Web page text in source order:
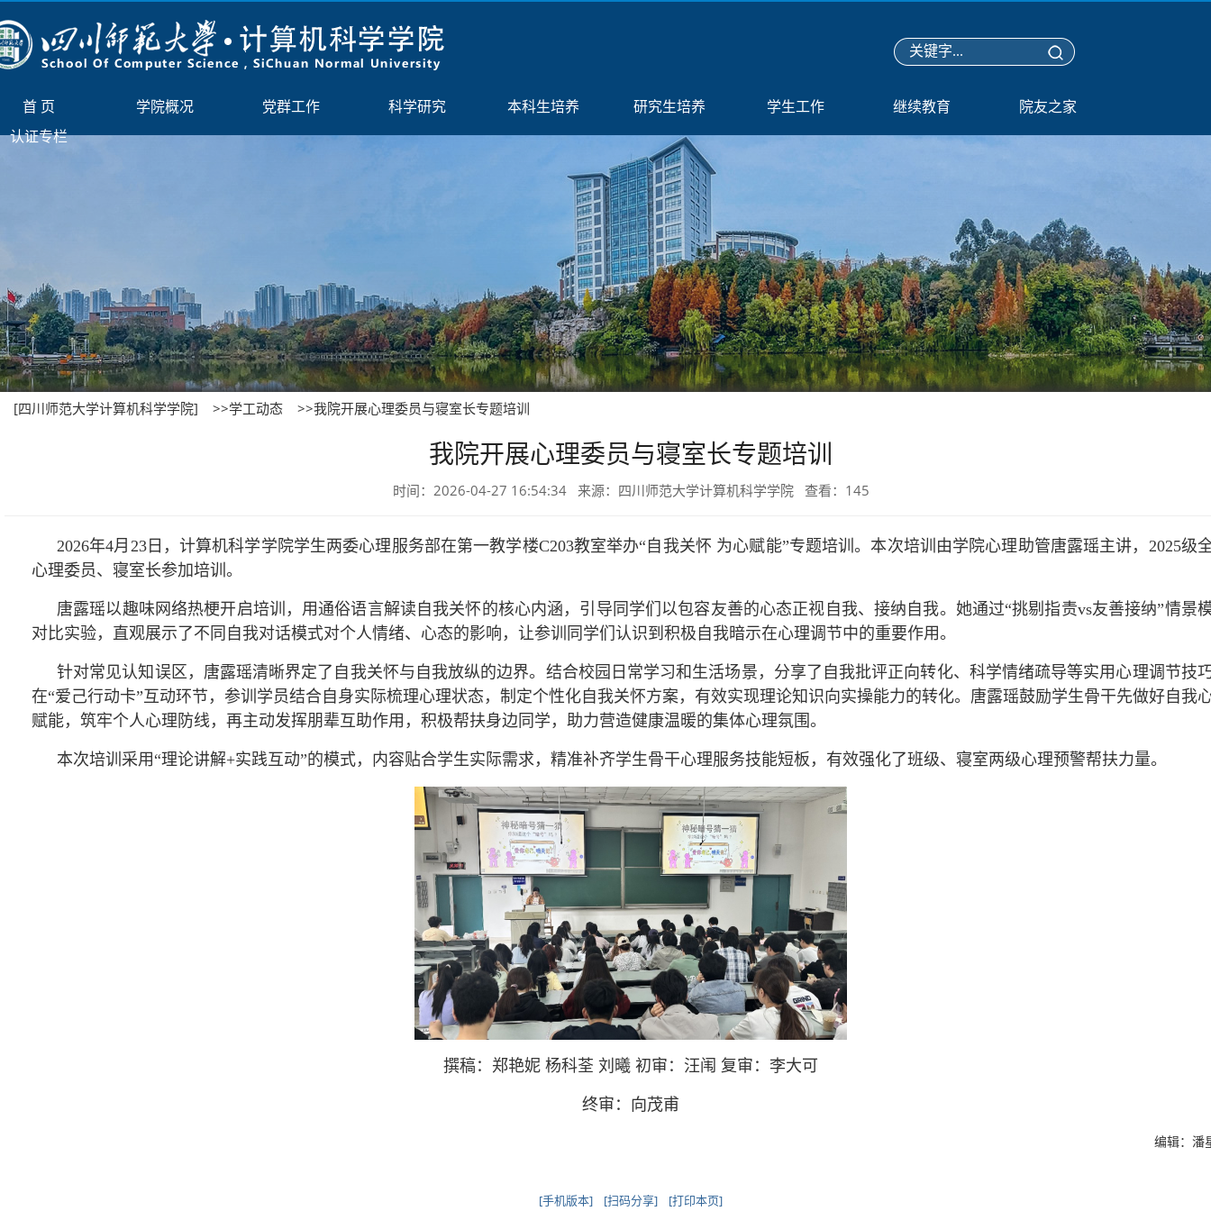
[四川师范大学计算机科学学院] >>学工动态 >>我院开展心理委员与寝室长专题培训
我院开展心理委员与寝室长专题培训
时间：2026-04-27 16:54:34 来源：四川师范大学计算机科学学院 查看： 145
2026年4月23日，计算机科学学院学生两委心理服务部在第一教学楼C203教室举办“自我关怀 为心赋能”专题培训。本次培训由学院心理助管唐露瑶主讲，2025级
心理委员、寝室长参加培训。
唐露瑶以趣味网络热梗开启培训，用通俗语言解读自我关怀的核心内涵，引导同学们以包容友善的心态正视自我、接纳自我。她通过“挑剔指责vs友善接纳”情景
对比实验，直观展示了不同自我对话模式对个人情绪、心态的影响，让参训同学们认识到积极自我暗示在心理调节中的重要作用。
针对常见认知误区，唐露瑶清晰界定了自我关怀与自我放纵的边界。结合校园日常学习和生活场景，分享了自我批评正向转化、科学情绪疏导等实用心理调节技
在“爱己行动卡”互动环节，参训学员结合自身实际梳理心理状态，制定个性化自我关怀方案，有效实现理论知识向实操能力的转化。唐露瑶鼓励学生骨干先做好自我
赋能，筑牢个人心理防线，再主动发挥朋辈互助作用，积极帮扶身边同学，助力营造健康温暖的集体心理氛围。
本次培训采用“理论讲解+实践互动”的模式，内容贴合学生实际需求，精准补齐学生骨干心理服务技能短板，有效强化了班级、寝室两级心理预警帮扶力量。
撰稿：郑艳妮 杨科荃 刘曦 初审：汪闱 复审：李大可
终审：向茂甫
编辑：潘
[手机版本] [扫码分享] [打印本页]
首 页 学院概况 党群工作 科学研究 本科生培养 研究生培养 学生工作 继续教育
院友之家
认证专栏